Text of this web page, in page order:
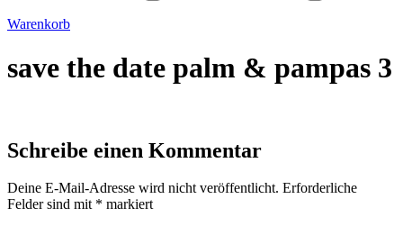
Warenkorb
save the date palm & pampas 3
Schreibe einen Kommentar
Deine E-Mail-Adresse wird nicht veröffentlicht. Erforderliche
Felder sind mit * markiert